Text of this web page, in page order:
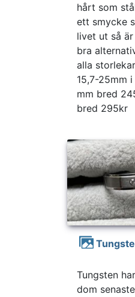
hårt som
ett smycke
livet ut så
bra
alla
15,7-25mm
mm bred
bred 295kr
Tungsten
dom